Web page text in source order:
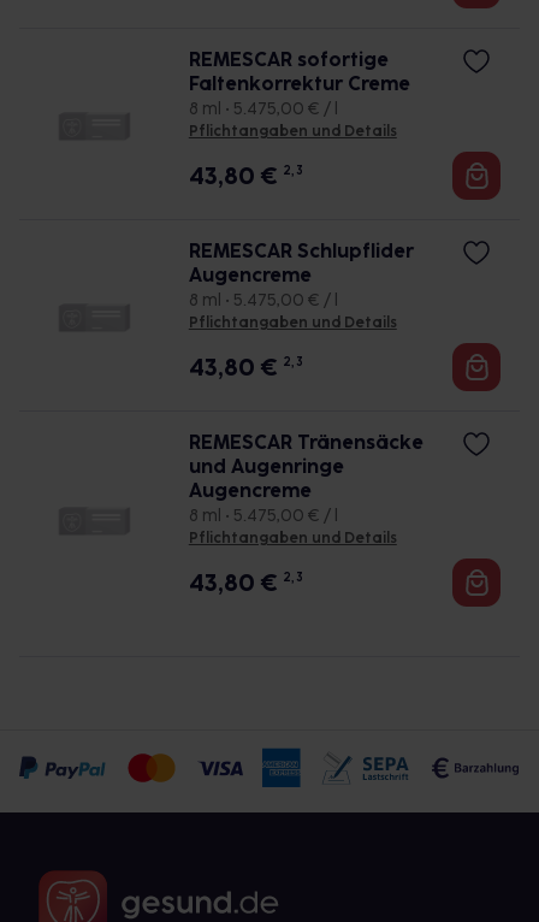
REMESCAR sofortige
Faltenkorrektur Creme
8 ml • 5.475,00 € / l
Pflichtangaben und Details
43,80 € 2, 3
REMESCAR Schlupflider
Augencreme
8 ml • 5.475,00 € / l
Pflichtangaben und Details
43,80 € 2, 3
REMESCAR Tränensäcke
und Augenringe
Augencreme
8 ml • 5.475,00 € / l
Pflichtangaben und Details
43,80 € 2, 3